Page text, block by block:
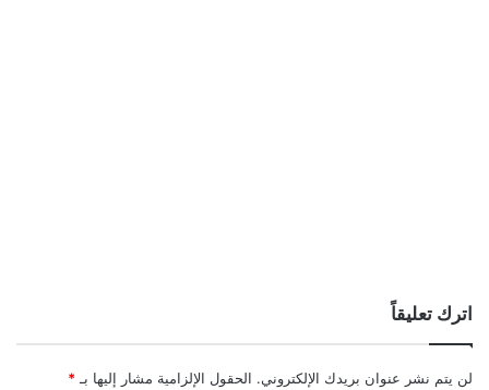
اترك تعليقاً
لن يتم نشر عنوان بريدك الإلكتروني. الحقول الإلزامية مشار إليها بـ *